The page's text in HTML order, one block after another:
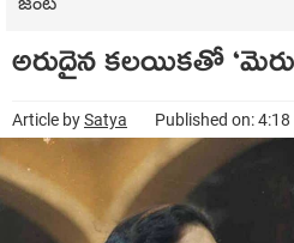
అరుదైన కలయికతో
Article bySatya Published on: